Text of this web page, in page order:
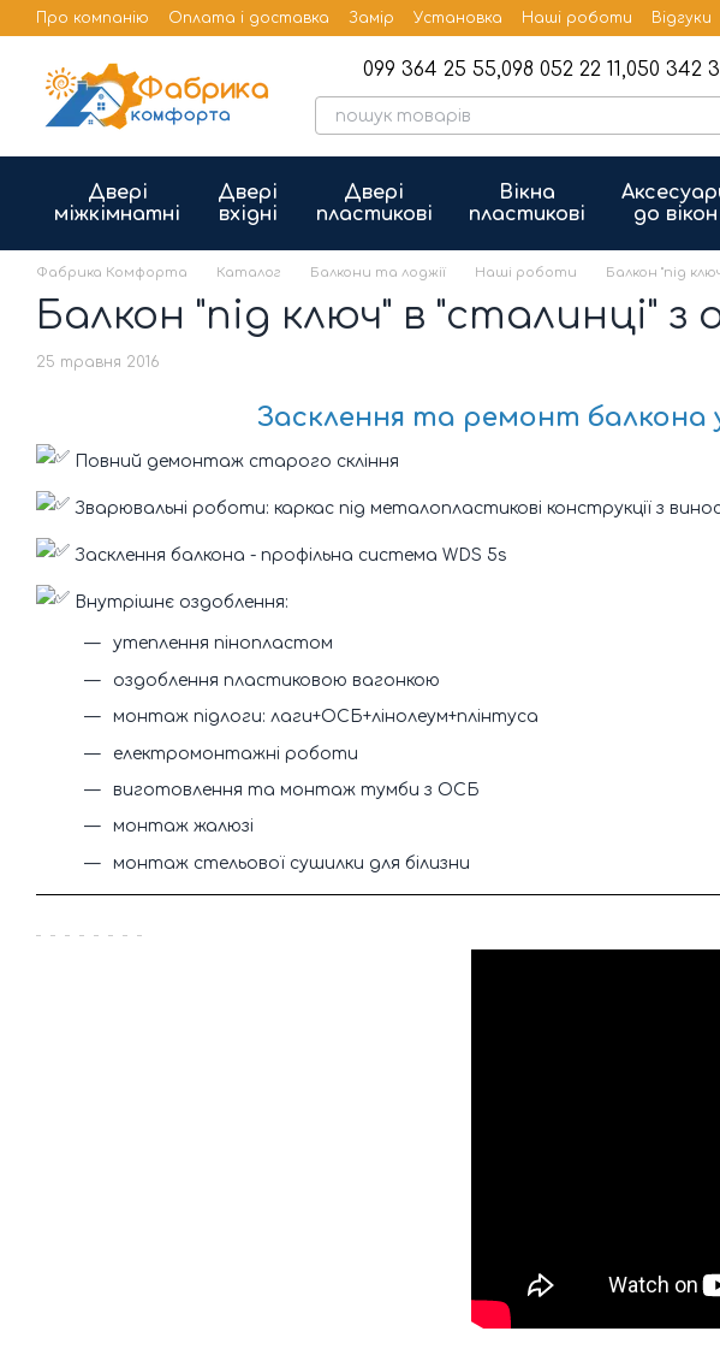
Перейти до основного контенту
Про компанію Оплата і доставка Замір Установка Наші роботи Відгуки
Бренди
Публічна оферта
099 364 25 55,098 052 22 11,050 342
Двері
міжкімнатні
Двері
вхідні
Двері
пластикові
Вікна
пластикові
до вікон
Фабрика Комфорта Каталог Балкони та лоджії Наші роботи Балкон "під
Балкон "під ключ" в "сталинці"
25 травня 2016
Засклення та ремонт балкона
Повний демонтаж старого скління
Зварювальні роботи: каркас під металопластикові конструкції з
Засклення балкона - профільна система WDS 5s
Внутрішнє оздоблення:
утеплення пінопластом
оздоблення пластиковою вагонкою
монтаж підлоги: лаги+ОСБ+лінолеум+плінтуса
електромонтажні роботи
виготовлення та монтаж тумби з ОСБ
монтаж жалюзі
монтаж стельової сушилки для білизни